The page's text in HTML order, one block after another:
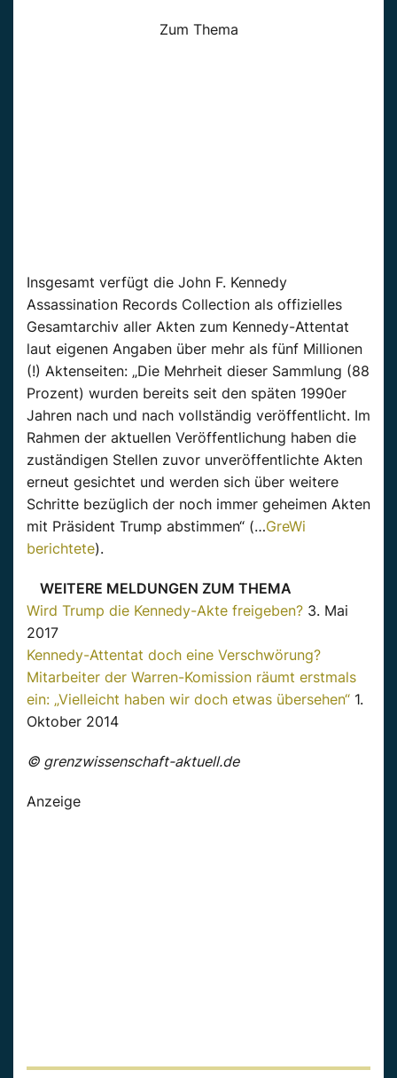
Zum Thema
Insgesamt verfügt die John F. Kennedy
Assassination Records Collection als offizielles
Gesamtarchiv aller Akten zum Kennedy-Attentat
laut eigenen Angaben über mehr als fünf Millionen
(!) Aktenseiten: „Die Mehrheit dieser Sammlung (88
Prozent) wurden bereits seit den späten 1990er
Jahren nach und nach vollständig veröffentlicht. Im
Rahmen der aktuellen Veröffentlichung haben die
zuständigen Stellen zuvor unveröffentlichte Akten
erneut gesichtet und werden sich über weitere
Schritte bezüglich der noch immer geheimen Akten
mit Präsident Trump abstimmen“ (…GreWi
berichtete).
WEITERE MELDUNGEN ZUM THEMA
Wird Trump die Kennedy-Akte freigeben? 3. Mai
2017
Kennedy-Attentat doch eine Verschwörung?
Mitarbeiter der Warren-Komission räumt erstmals
ein: „Vielleicht haben wir doch etwas übersehen“ 1.
Oktober 2014
© grenzwissenschaft-aktuell.de
Anzeige